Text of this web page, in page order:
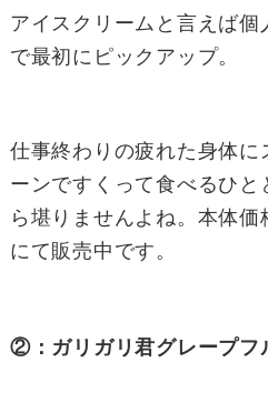
アイスクリームと言えば個
で最初にピックアップ。
仕事終わりの疲れた身体
ーンですくって食べるひと
ら堪りませんよね。本体価
にて販売中です。
②：ガリガリ君グレープフ